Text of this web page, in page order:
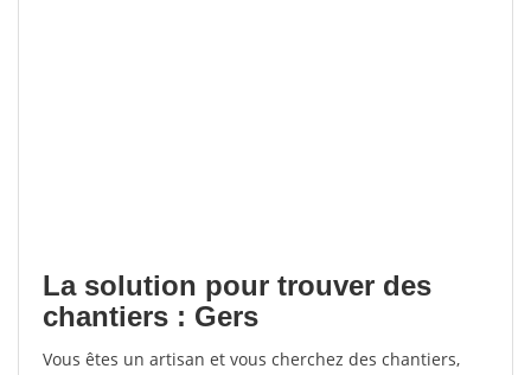
La solution pour trouver des
chantiers : Gers
Vous êtes un artisan et vous cherchez des chantiers,